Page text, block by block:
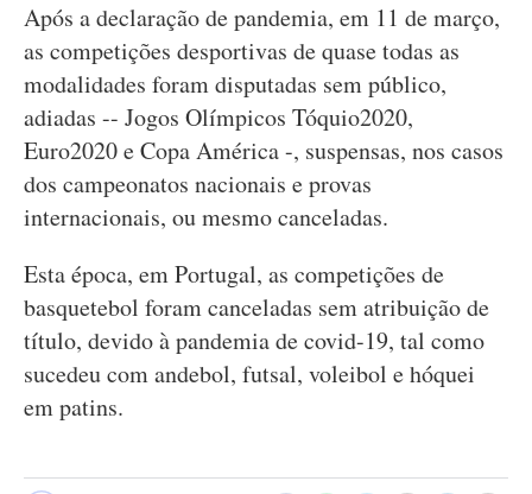
Após a declaração de pandemia, em 11 de março,
as competições desportivas de quase todas as
modalidades foram disputadas sem público,
adiadas -- Jogos Olímpicos Tóquio2020,
Euro2020 e Copa América -, suspensas, nos casos
dos campeonatos nacionais e provas
internacionais, ou mesmo canceladas.
Esta época, em Portugal, as competições de
basquetebol foram canceladas sem atribuição de
título, devido à pandemia de covid-19, tal como
sucedeu com andebol, futsal, voleibol e hóquei
em patins.